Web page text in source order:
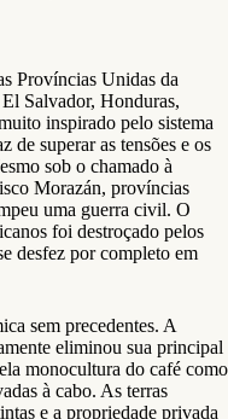
Províncias Unidas da
El Salvador, Honduras,
inspirado pelo sistema
de superar as tensões e os
sob o chamado à
Morazán, províncias
uma guerra civil. O
foi destroçado pelos
desfez por completo em
sem precedentes. A
eliminou sua principal
monocultura do café como
à cabo. As terras
e a propriedade privada